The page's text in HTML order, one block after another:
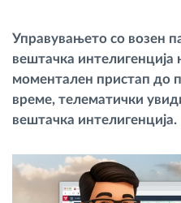
Контрола на пристап
Управување со
Планирање и следење
Автоматска
Управувањето со возен
вештачка
моментален пристап до
време, телематички
вештачка интелигенција.